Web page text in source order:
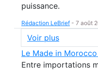
puissance.
Rédaction LeBrief - 7 août
Voir plus
Le Made in
Entre importations